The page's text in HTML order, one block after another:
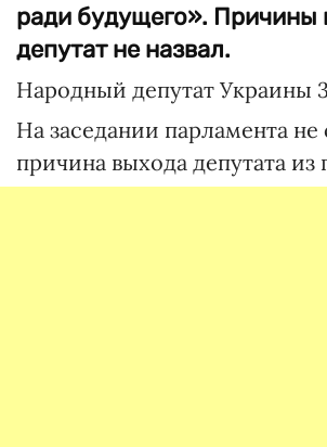
ради будущего». Причины
депутат не назвал.
Народный депутат Украины
На заседании парламента
причина выхода депутата из